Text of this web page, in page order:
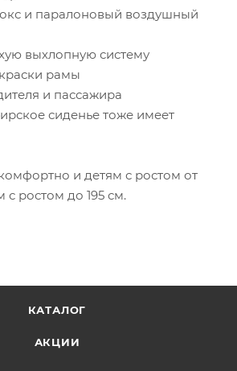
и паралоновый воздушный
выхлопную систему
рамы
и пассажира
сиденье тоже имеет
и детям с ростом от
с ростом до 195 см.
КАТАЛОГ
АКЦИИ